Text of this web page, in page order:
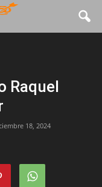
Raquel
18, 2024